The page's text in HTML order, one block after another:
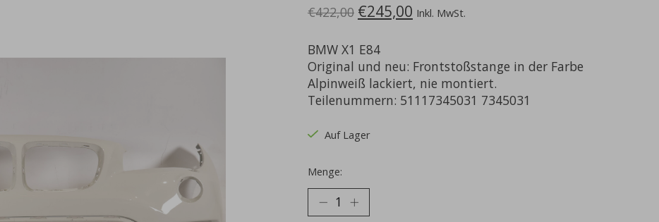
€422,00 €245,00 Inkl. MwSt.
BMW X1 E84
Original und neu: Frontstoßstange in der Farbe
Alpinweiß lackiert, nie montiert.
Teilenummern: 51117345031 7345031
Auf Lager
Menge: